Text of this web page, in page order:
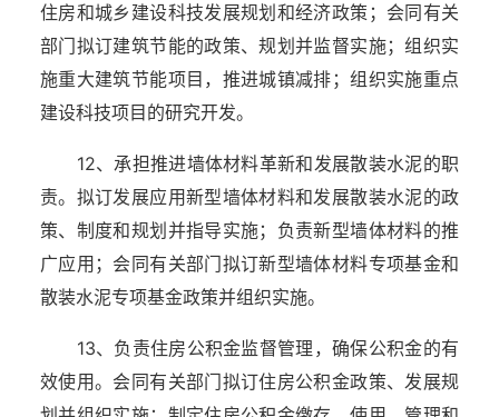
住房和城乡建设科技发展规划和经济政策；会同有关
部门拟订建筑节能的政策、规划并监督实施；组织实
施重大建筑节能项目，推进城镇减排；组织实施重点
建设科技项目的研究开发。
12、承担推进墙体材料革新和发展散装水泥的职
责。拟订发展应用新型墙体材料和发展散装水泥的政
策、制度和规划并指导实施；负责新型墙体材料的推
广应用；会同有关部门拟订新型墙体材料专项基金和
散装水泥专项基金政策并组织实施。
13、负责住房公积金监督管理，确保公积金的有
效使用。会同有关部门拟订住房公积金政策、发展规